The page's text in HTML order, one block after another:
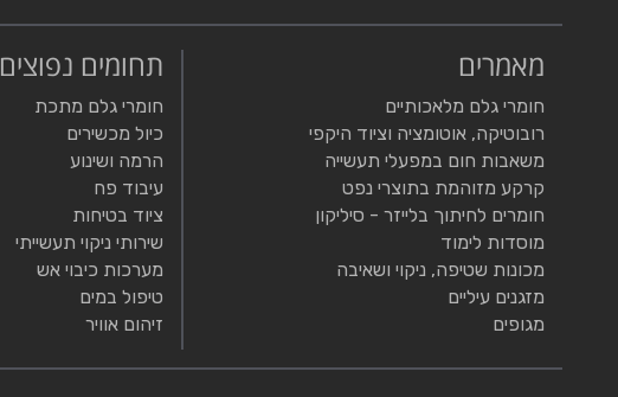
מאמרים
חומרי גלם מלאכותיים
רובוטיקה, אוטומציה וציוד היקפי
משאבות חום במפעלי תעשייה
קרקע מזוהמת בתוצרי נפט
חומרים לחיתוך בלייזר - סיליקון
מוסדות לימוד
מכונות שטיפה, ניקוי ושאיבה
מזגנים עיליים
מגופים
תחומים נפוצים
חומרי גלם מתכת
כיול מכשירים
הרמה ושינוע
עיבוד פח
ציוד בטיחות
שירותי ניקוי תעשייתי
מערכות כיבוי אש
טיפול במים
זיהום אוויר